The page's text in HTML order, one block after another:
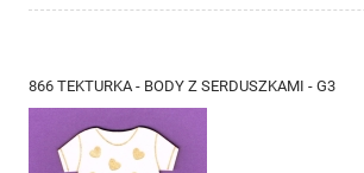
866 TEKTURKA - BODY Z SERDUSZKAMI - G3